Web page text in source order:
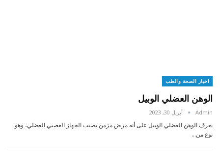
اخبار الصحة والطب
الوهن العضلي الوبيل
Admin أبريل 30, 2023
يعرف الوهن العضلي الوبيل على أنه مرض مزمن يصيب الجهاز العصبي العضلي، وهو
نوع من…